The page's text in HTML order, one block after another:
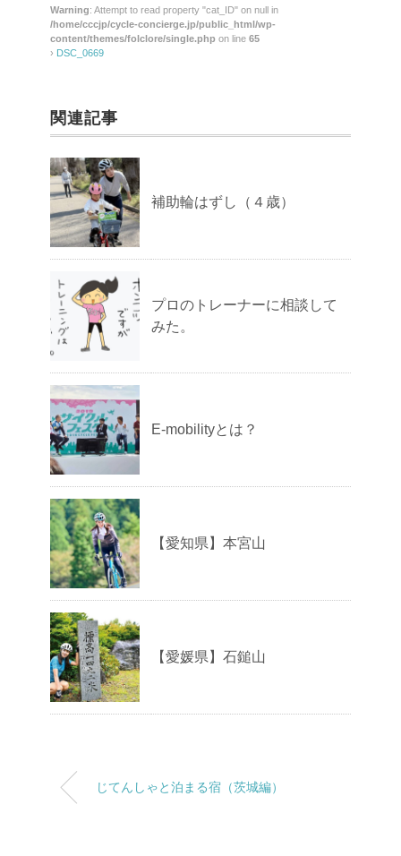
Warning: Attempt to read property "cat_ID" on null in
/home/cccjp/cycle-concierge.jp/public_html/wp-
content/themes/folclore/single.php on line 65
› DSC_0669
関連記事
補助輪はずし（４歳）
プロのトレーナーに相談して
みた。
E-mobilityとは？
【愛知県】本宮山
【愛媛県】石鎚山
じてんしゃと泊まる宿（茨城編）